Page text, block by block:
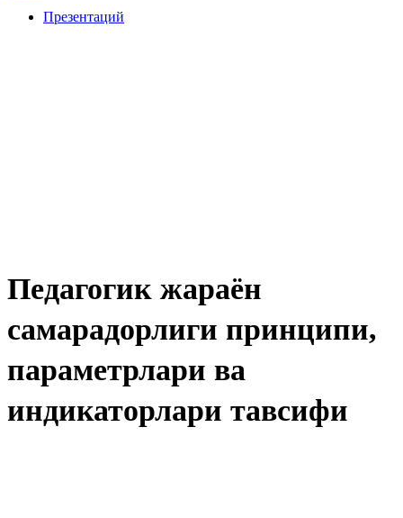
Презентаций
Педагогик жараён
самарадорлиги принципи,
параметрлари ва
индикаторлари тавсифи